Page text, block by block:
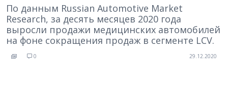
По данным Russian Automotive Market
Research, за десять месяцев 2020 года
выросли продажи медицинских автомобилей
на фоне сокращения продаж в сегменте LCV.
0 29.12.2020